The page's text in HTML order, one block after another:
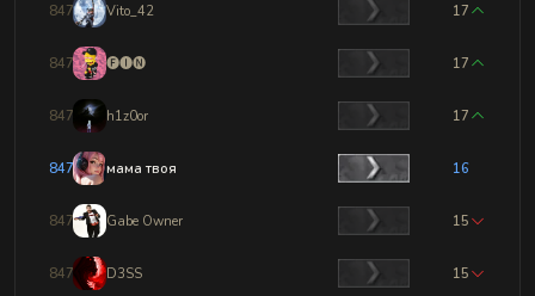
8472 Vito_42 17
8473 🅕🅘🅝 17
8474 h1z0or 17
8475 мама твоя 16
8476 Gabe Owner 15
8477 D3SS 15